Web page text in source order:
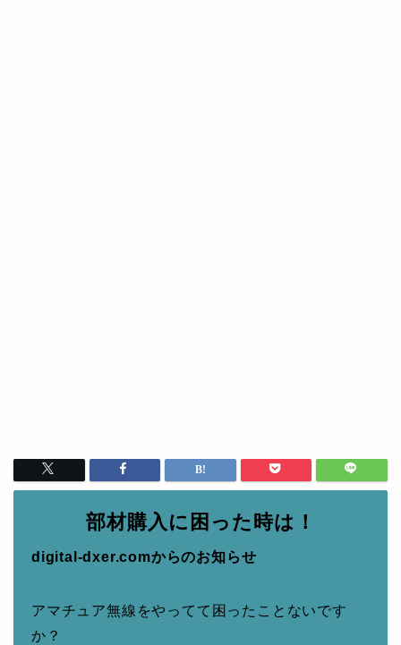
部材購入に困った時は！
digital-dxer.comからのお知らせ
アマチュア無線をやってて困ったことないです
か？